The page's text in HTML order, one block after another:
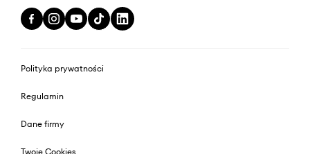
Polityka prywatności
Regulamin
Dane firmy
Twoje Cookies